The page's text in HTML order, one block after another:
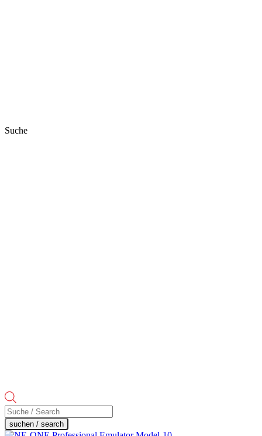
Suche
Products
search
suchen / search